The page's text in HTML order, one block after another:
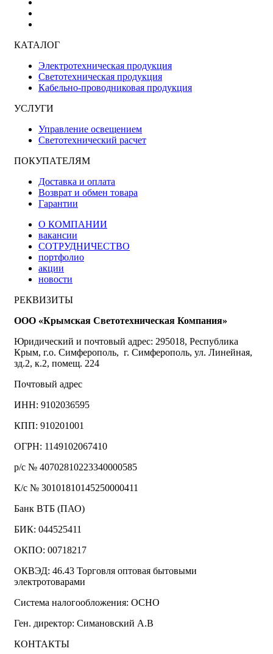
КАТАЛОГ
Электротехническая продукция
Светотехническая продукция
Кабельно-проводниковая продукция
УСЛУГИ
Управление освещением
Светотехнический расчет
ПОКУПАТЕЛЯМ
Доставка и оплата
Возврат и обмен товара
Гарантии
О КОМПАНИИ
вакансии
СОТРУДНИЧЕСТВО
портфолио
акции
новости
РЕКВИЗИТЫ
ООО «Крымская Светотехническая Компания»
Юридический и почтовый адрес: 295018, Республика
Крым, г.о. Симферополь, г. Симферополь, ул. Линейная,
зд.2, к.2, помещ. 224
Почтовый адрес
ИНН: 9102036595
КПП: 910201001
ОГРН: 1149102067410
р/с № 40702810223340000585
К/с № 30101810145250000411
Банк ВТБ (ПАО)
БИК: 044525411
ОКПО: 00718217
ОКВЭД: 46.43 Торговля оптовая бытовыми
электротоварами
Система налогообложения: ОСНО
Ген. директор: Симановский А.В
КОНТАКТЫ